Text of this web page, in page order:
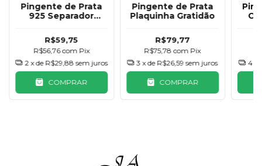
Pingente de Prata
925 Separador
Celeste
R$59,75
R$56,76com Pix
2 x de R$29,88 sem juros
COMPRAR
Pingente de Prata
Plaquinha Gratidão
R$79,77
R$75,78com Pix
3 x de R$26,59 sem juros
COMPRAR
4